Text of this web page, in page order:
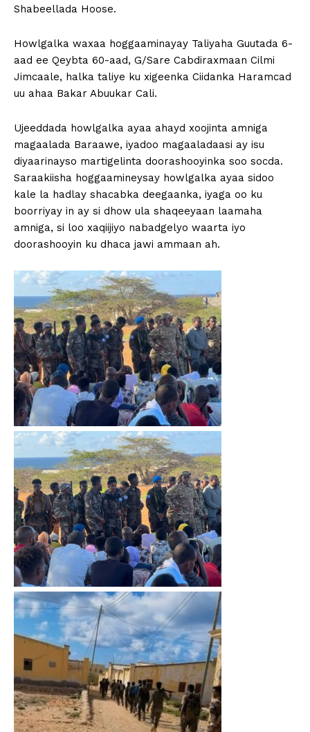
Shabeellada Hoose.
Howlgalka waxaa hoggaaminayay Taliyaha Guutada 6-
aad ee Qeybta 60-aad, G/Sare Cabdiraxmaan Cilmi
Jimcaale, halka taliye ku xigeenka Ciidanka Haramcad
uu ahaa Bakar Abuukar Cali.
Ujeeddada howlgalka ayaa ahayd xoojinta amniga
magaalada Baraawe, iyadoo magaaladaasi ay isu
diyaarinayso martigelinta doorashooyinka soo socda.
Saraakiisha hoggaamineysay howlgalka ayaa sidoo
kale la hadlay shacabka deegaanka, iyaga oo ku
boorriyay in ay si dhow ula shaqeeyaan laamaha
amniga, si loo xaqiijiyo nabadgelyo waarta iyo
doorashooyin ku dhaca jawi ammaan ah.